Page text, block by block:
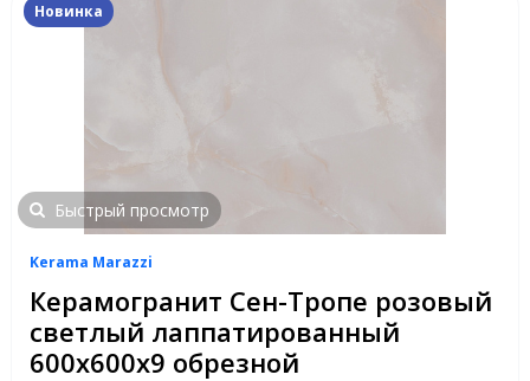
Новинка
Быстрый просмотр
Kerama Marazzi
Керамогранит Сен-Тропе розовый
светлый лаппатированный
600x600x9 обрезной